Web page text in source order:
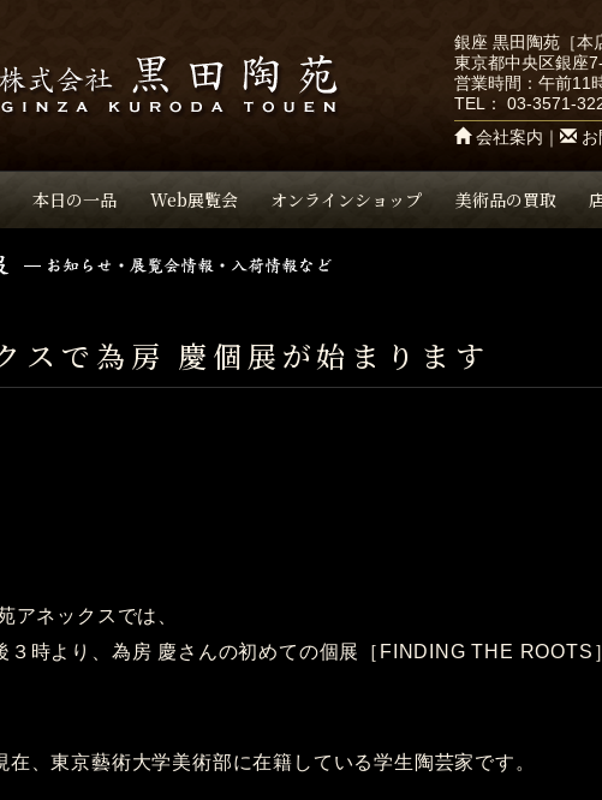
本日の一品 Web展覧会 オンラインショップ 美術品の買取
銀座 黒田陶苑［本
東京都中央区銀座
営業時間：午前11
TEL： 03-3571-
会社案内
スで為房 慶個展が始まります
アネックスでは、
３時より、為房 慶さんの初めての個展［FINDING THE ROOTS
在、東京藝術大学美術部に在籍している学生陶芸家です。